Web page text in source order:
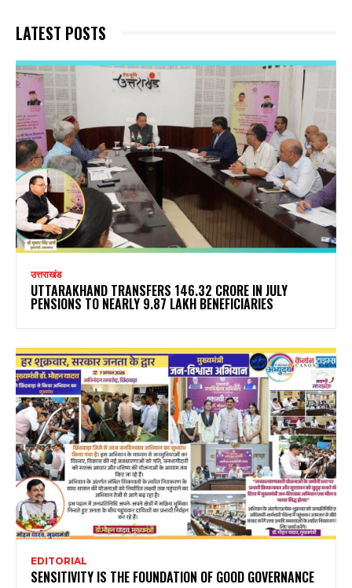
LATEST POSTS
उत्तराखंड
UTTARAKHAND TRANSFERS ₹146.32 CRORE IN JULY
PENSIONS TO NEARLY 9.87 LAKH BENEFICIARIES
EDITORIAL
SENSITIVITY IS THE FOUNDATION OF GOOD GOVERNANCE